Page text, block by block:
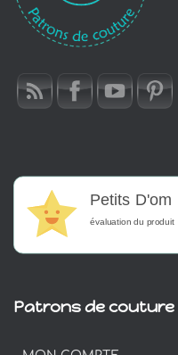
Petits D'om
évaluation du produit
Patrons de couture